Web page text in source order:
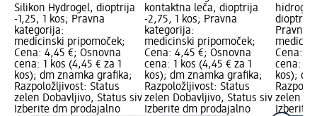
Silikon Hydrogel, dioptrija
-1,25, 1 kos; Pravna
kategorija:
medicinski pripomoček;
Cena: 4,45 €; Osnovna
cena: 1 kos (4,45 € za 1
kos); dm znamka grafika;
Razpoložljivost: Status
zelen Dobavljivo, Status siv
Izberite dm prodajalno
kontaktna leča, dioptrija
-2,75, 1 kos; Pravna
kategorija:
medicinski pripomoček;
Cena: 4,45 €; Osnovna
cena: 1 kos (4,45 € za 1
kos); dm znamka grafika;
Razpoložljivost: Status
zelen Dobavljivo, Status siv
Izberite dm prodajalno
dioptrija
Pravna
Cena:
cena: 1
kos);
zelen
Izberite